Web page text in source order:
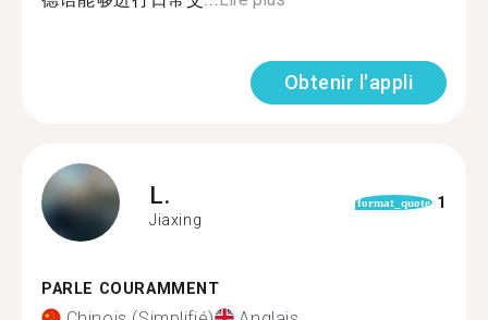
Obtenir l'appli
L.
Jiaxing
format_quote 1
PARLE COURAMMENT